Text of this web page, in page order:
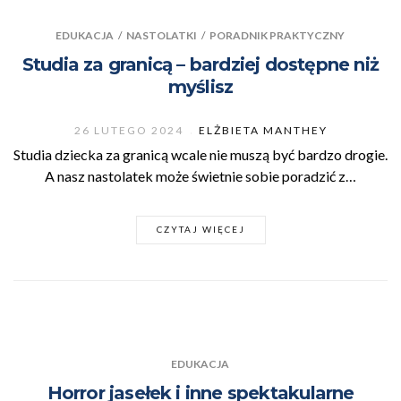
EDUKACJA / NASTOLATKI / PORADNIK PRAKTYCZNY
Studia za granicą – bardziej dostępne niż
myślisz
26 LUTEGO 2024 ELŻBIETA MANTHEY
Studia dziecka za granicą wcale nie muszą być bardzo drogie.
A nasz nastolatek może świetnie sobie poradzić z…
CZYTAJ WIĘCEJ
EDUKACJA
Horror jasełek i inne spektakularne